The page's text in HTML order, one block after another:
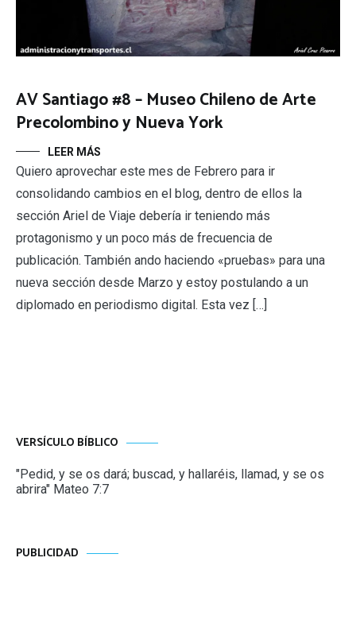
AV Santiago #8 – Museo Chileno de Arte
Precolombino y Nueva York
LEER MÁS
Quiero aprovechar este mes de Febrero para ir
consolidando cambios en el blog, dentro de ellos la
sección Ariel de Viaje debería ir teniendo más
protagonismo y un poco más de frecuencia de
publicación. También ando haciendo «pruebas» para una
nueva sección desde Marzo y estoy postulando a un
diplomado en periodismo digital. Esta vez […]
VERSÍCULO BÍBLICO
"Pedid, y se os dará; buscad, y hallaréis, llamad, y se os
abrira" Mateo 7:7
PUBLICIDAD